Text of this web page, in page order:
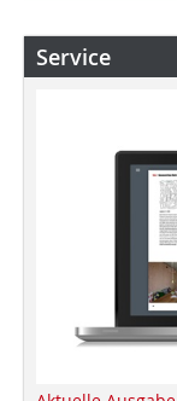
Service